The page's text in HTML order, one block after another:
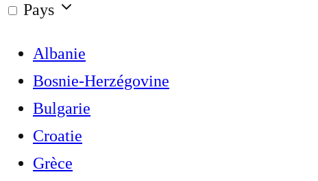
Pays
Albanie
Bosnie-Herzégovine
Bulgarie
Croatie
Grèce